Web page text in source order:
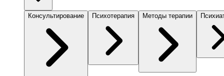
Консультирование Психотерапия Методы терапии